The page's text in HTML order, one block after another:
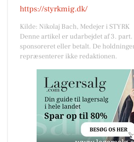
https://styrkmig.dk/
Kilde: Nikolaj Bach, Medejer i STYRK
Denne artikel er udarbejdet af 3.
sponsoreret eller betalt. De
repræsenterer ikke redaktionen.